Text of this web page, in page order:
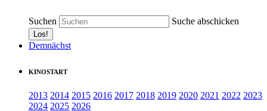
Suchen Suche abschicken
Demnächst
KINOSTART
2013 2014 2015 2016 2017 2018 2019 2020 2021 2022 2023
2024 2025 2026